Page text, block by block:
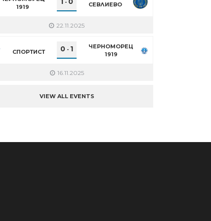
1919
- СЕВЛИЕВО
22.11.2025
СПОРТИСТ 0 - 1
ЧЕРНОМОРЕЦ
1919
16.11.2025
VIEW ALL EVENTS